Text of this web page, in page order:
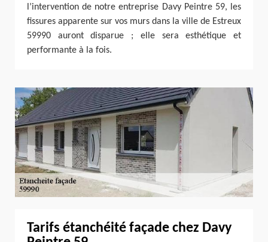
l’intervention de notre entreprise Davy Peintre 59, les
fissures apparente sur vos murs dans la ville de Estreux
59990 auront disparue ; elle sera esthétique et
performante à la fois.
Tarifs étanchéité façade chez Davy